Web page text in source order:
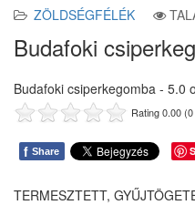
ZÖLDSÉGFÉLÉK
Budafoki
Budafoki csiperkegomba - 5.0
Rating 0.00 (0
f Share
TERMESZTETT,